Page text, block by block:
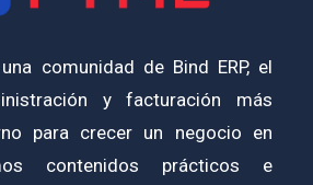
comunidad de Bind ERP, el
y facturación más
para crecer un negocio en
contenidos prácticos e